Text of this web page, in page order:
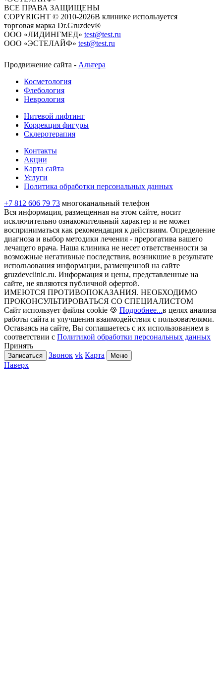
ВСЕ ПРАВА ЗАЩИЩЕНЫ
COPYRIGHT © 2010-2026​​​​​​​В клинике используется
торговая марка Dr.Gruzdev®
ООО «ЛИДИНГМЕД» test@test.ru
ООО «ЭСТЕЛАЙФ» test@test.ru
Продвижение сайта - Альтера
Косметология
Флебология
Неврология
Нитевой лифтинг
Коррекция фигуры
Склеротерапия
Контакты
Акции
Карта сайта
Услуги
Политика обработки персональных данных
+7 812 606 79 73 многоканальный телефон
Вся информация, размещенная на этом сайте, носит
исключительно ознакомительный характер и не может
восприниматься как рекомендация к действиям. Определение
диагноза и выбор методики лечения - прерогатива вашего
лечащего врача. Наша клиника не несет ответственности за
возможные негативные последствия, возникшие в результате
использования информации, размещенной на сайте
gruzdevclinic.ru. Информация и цены, представленные на
сайте, не являются публичной офертой.
ИМЕЮТСЯ ПРОТИВОПОКАЗАНИЯ. НЕОБХОДИМО
ПРОКОНСУЛЬТИРОВАТЬСЯ СО СПЕЦИАЛИСТОМ
Сайт использует файлы cookie 🍪 Подробнее...в целях анализа
работы сайта и улучшения взаимодействия с пользователями.
Оставаясь на сайте, Вы соглашаетесь с их использованием в
соответствии с Политикой обработки персональных данных
Принять
Записаться Звонок vk Карта Меню
Наверх